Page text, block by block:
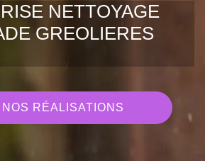
NETTOYAGE
GREOLIERES
RÉALISATIONS